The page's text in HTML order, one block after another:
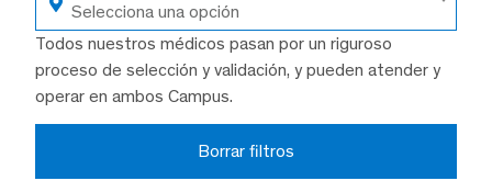
Selecciona una opción
Todos nuestros médicos pasan por un riguroso
proceso de selección y validación, y pueden atender y
operar en ambos Campus.
Borrar filtros